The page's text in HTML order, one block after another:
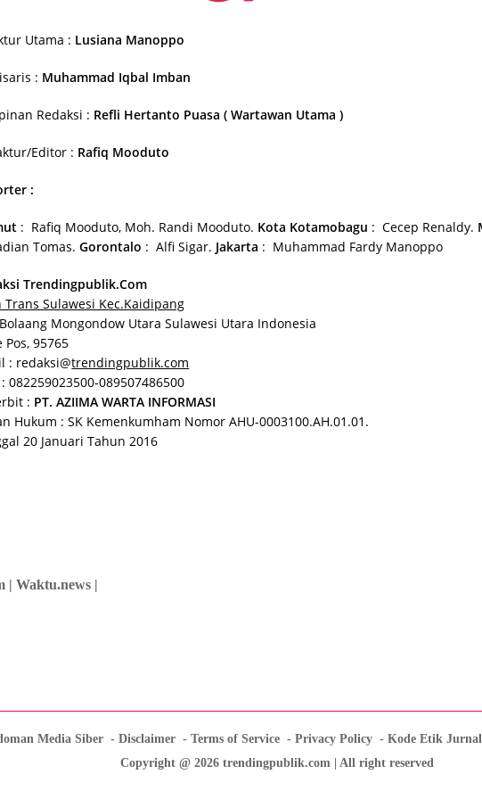
Utama : Lusiana Manoppo
: Muhammad Iqbal Imban
Redaksi : Refli Hertanto Puasa ( Wartawan Utama )
Editor : Rafiq Mooduto
:
: Rafiq Mooduto, Moh. Randi Mooduto. Kota Kotamobagu : Cecep Renaldy.
Tomas.Gorontalo : Alfi Sigar. Jakarta : Muhammad Fardy Manoppo
Trendingpublik.Com
Trans Sulawesi Kec.Kaidipang
Mongondow Utara Sulawesi Utara Indonesia
Pos, 95765
: redaksi@trendingpublik.com
082259023500-089507486500
: PT. AZIIMA WARTA INFORMASI
Hukum : SK Kemenkumham Nomor AHU-0003100.AH.01.01.
20 Januari Tahun 2016
| Waktu.news |
Media Siber Disclaimer Terms of Service Privacy Policy Kode Etik
Copyright @ 2026 trendingpublik.com | All right reserved